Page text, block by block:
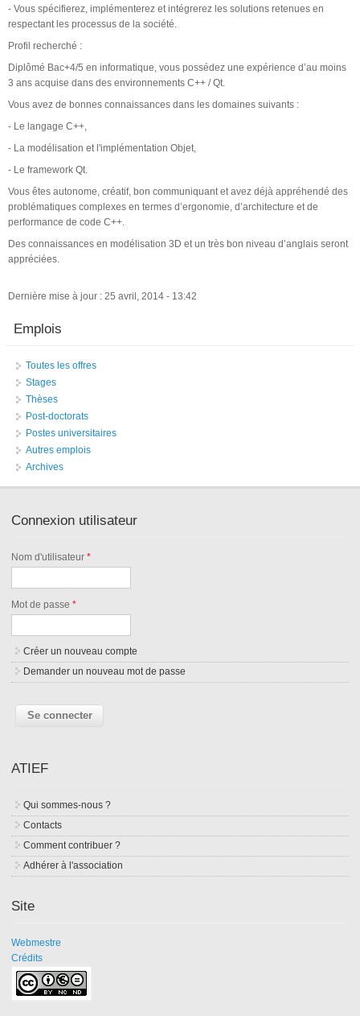
- Vous spécifierez, implémenterez et intégrerez les solutions retenues en
respectant les processus de la société.
Profil recherché :
Diplômé Bac+4/5 en informatique, vous possédez une expérience d’au moins
3 ans acquise dans des environnements C++ / Qt.
Vous avez de bonnes connaissances dans les domaines suivants :
- Le langage C++,
- La modélisation et l'implémentation Objet,
- Le framework Qt.
Vous êtes autonome, créatif, bon communiquant et avez déjà appréhendé des
problématiques complexes en termes d’ergonomie, d’architecture et de
performance de code C++.
Des connaissances en modélisation 3D et un très bon niveau d’anglais seront
appréciées.
Dernière mise à jour : 25 avril, 2014 - 13:42
Emplois
Toutes les offres
Stages
Thèses
Post-doctorats
Postes universitaires
Autres emplois
Archives
Connexion utilisateur
Nom d'utilisateur*
Mot de passe*
Créer un nouveau compte
Demander un nouveau mot de passe
ATIEF
Qui sommes-nous ?
Contacts
Comment contribuer ?
Adhérer à l'association
Site
Webmestre
Crédits